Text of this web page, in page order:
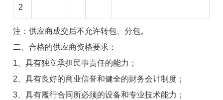
2
注：供应商成交后不允许转包、分包。
二、合格的供应商资格要求：
1、具有独立承担民事责任的能力；
2、具有良好的商业信誉和健全的财务会计制度；
3、具有履行合同所必须的设备和专业技术能力；